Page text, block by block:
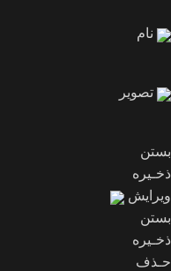
نام
تصویر
بستن
ذخـیره
ویرایش
بستن
ذخـیره
حـذف